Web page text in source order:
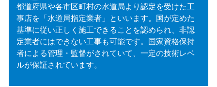
都道府県や各市区町村の水道局より認定を受けた工
事店を「水道局指定業者」といいます。国が定めた
基準に従い正しく施工できることを認められ、非認
定業者にはできない工事も可能です。国家資格保持
者による管理・監督がされていて、一定の技術レベ
ルが保証されています。